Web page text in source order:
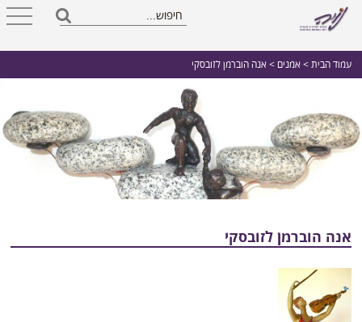
עמוד הבית > אמנים > אנה הוברמן לזובסקי
אנה הוברמן לזובסקי